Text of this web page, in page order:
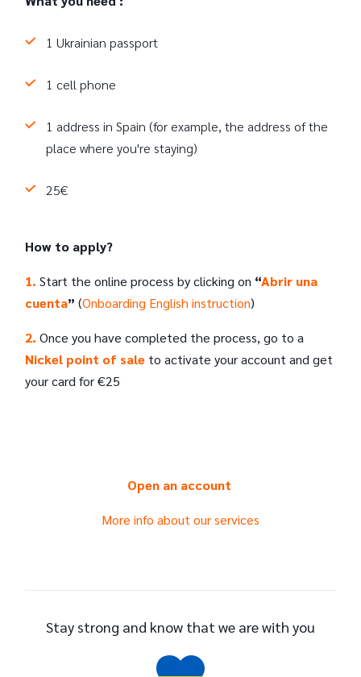
1 Ukrainian passport
1 cell phone
1 address in Spain (for example, the address of the
place where you're staying)
25€
How to apply?
1. Start the online process by clicking on “Abrir una
cuenta” (Onboarding English instruction)
2. Once you have completed the process, go to a
Nickel point of sale to activate your account and get
your card for €25
Open an account
More info about our services
Stay strong and know that we are with you